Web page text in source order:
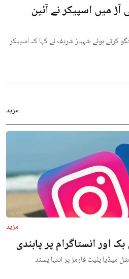
میں اسپیکر نے آئین
کرتے ہوئے شہباز شریف نے کہا کہ اسپیکر
مزید
مزید
انسٹاگرام پر پابندی
پلیٹ فارمز پر انتہا پسند